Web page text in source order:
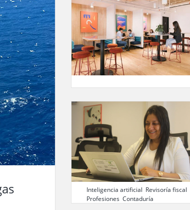
Inteligencia artificial Revisoría fiscal
Profesiones ,Contaduría